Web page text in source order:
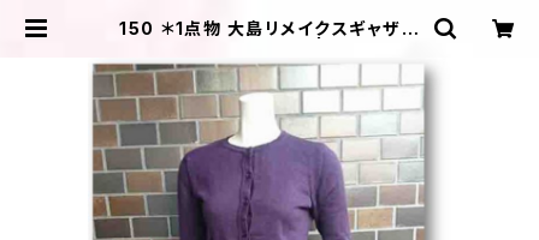
150 ＊1点物 大島リメイクスギャザー
ＤＥＳＩＧＮＳ